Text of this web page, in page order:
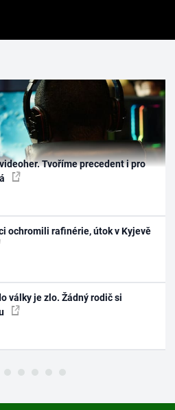
Tvoříme precedent i pro
ochromili rafinérie, útok v Kyjevě
války je zlo. Žádný rodič si